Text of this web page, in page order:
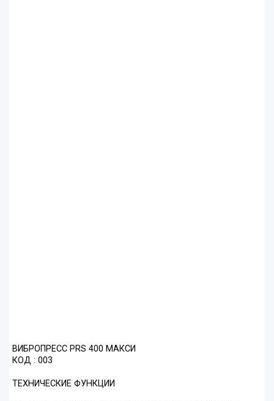
ВИБРОПРЕСС PRS 400 МАКСИ
КОД : 003
ТЕХНИЧЕСКИЕ ФУНКЦИИ